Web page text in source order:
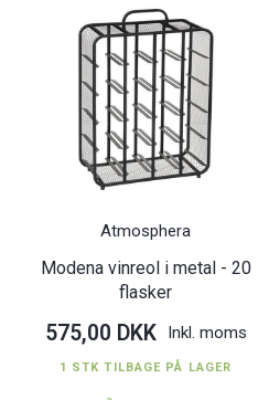
Atmosphera
Modena vinreol i metal - 20
flasker
575,00 DKK Inkl. moms
1 STK TILBAGE PÅ LAGER